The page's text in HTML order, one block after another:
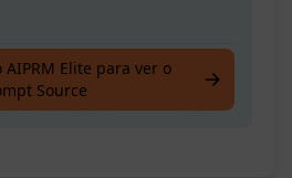
do LinkedIn em um
de blog com um clique
Elite para ver o
Source